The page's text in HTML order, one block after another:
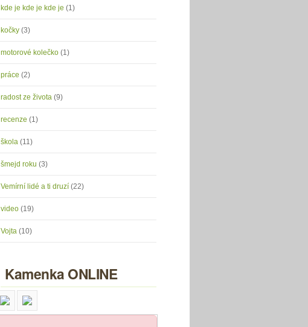
kde je kde je kde je (1)
kočky (3)
motorové kolečko (1)
práce (2)
radost ze života (9)
recenze (1)
škola (11)
šmejd roku (3)
Vemírní lidé a ti druzí (22)
video (19)
Vojta (10)
Kamenka ONLINE